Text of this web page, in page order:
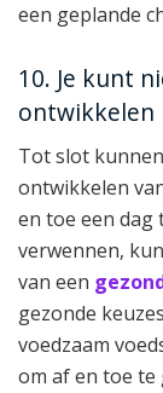
een geplande
10. Je kunt
ontwikkelen
Tot slot
ontwikkelen
en toe een dag
verwennen,
van een
gezonde
voedzaam
om af en toe te